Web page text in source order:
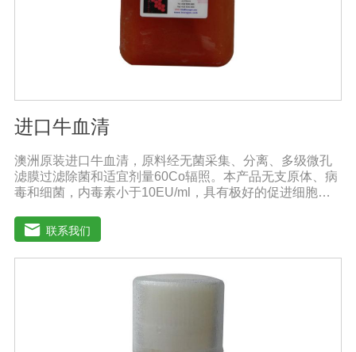
进口牛血清
澳洲原装进口牛血清，原料经无菌采集、分离、多级微孔
滤膜过滤除菌和适宜剂量60Co辐照。本产品无支原体、病
毒和细菌，内毒素小于10EU/ml，具有极好的促进细胞增
官的分离、培养及单克隆抗体的制备和疫苗的研制及生
产。质量标准：符合《中华人民共和国兽药典》2020版、
欧洲药典、美国药典质量标准。规格：500ml/瓶保
存：-15℃―-20℃有效期：5年注意事项：解冻：采用逐
步解冻法（ -20℃→2-8℃→ 室温），可减少沉淀的产生使
血清质量不会受到影响。
联系我们